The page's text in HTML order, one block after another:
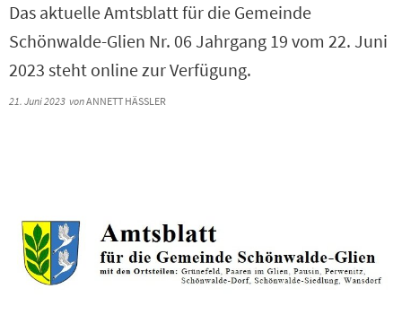
Das aktuelle Amtsblatt für die Gemeinde
Schönwalde-Glien Nr. 06 Jahrgang 19 vom 22. Juni
2023 steht online zur Verfügung.
21. Juni 2023 vonANNETT HÄSSLER